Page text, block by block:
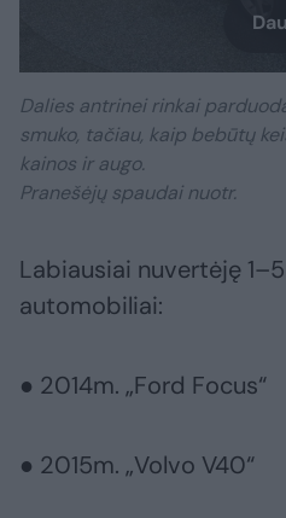
Dalies antrinei rinkai
smuko, tačiau, kaip bebūtų
kainos ir augo.
Pranešėjų spaudai nuotr.
Labiausiai nuvertėję
automobiliai:
● 2014m. „Ford Focus“
● 2015m. „Volvo V40“